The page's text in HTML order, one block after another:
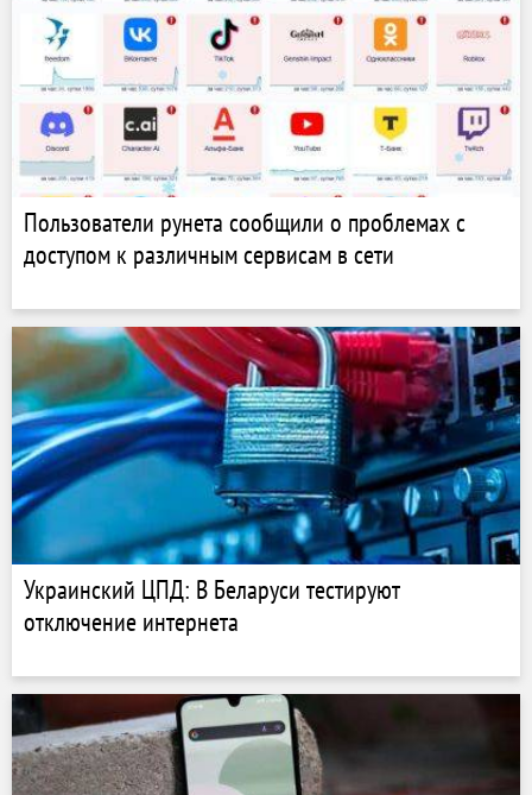
Пользователи рунета сообщили о проблемах с
доступом к различным сервисам в сети
Украинский ЦПД: В Беларуси тестируют
отключение интернета